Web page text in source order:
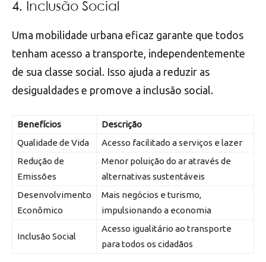
4. Inclusão Social
Uma mobilidade urbana eficaz garante que todos
tenham acesso a transporte, independentemente
de sua classe social. Isso ajuda a reduzir as
desigualdades e promove a inclusão social.
Benefícios
Descrição
Qualidade de Vida
Acesso facilitado a serviços e lazer
Redução de
Emissões
Menor poluição do ar através de
alternativas sustentáveis
Desenvolvimento
Econômico
Mais negócios e turismo,
impulsionando a economia
Inclusão Social
Acesso igualitário ao transporte
para todos os cidadãos